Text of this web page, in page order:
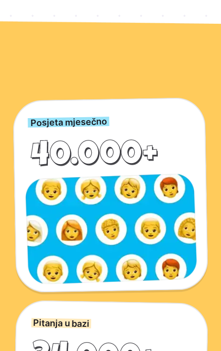
Ključne brojke o Kwizardu
Posjeta mjesečno
40.000+
Pitanja u bazi